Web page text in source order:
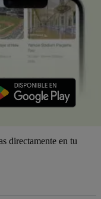
directamente en tu